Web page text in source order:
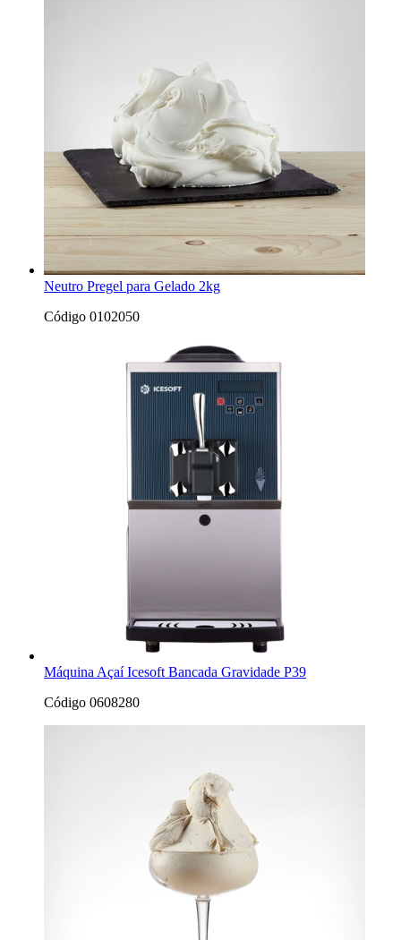
Neutro Pregel para Gelado 2kg
Código 0102050
Máquina Açaí Icesoft Bancada Gravidade P39
Código 0608280